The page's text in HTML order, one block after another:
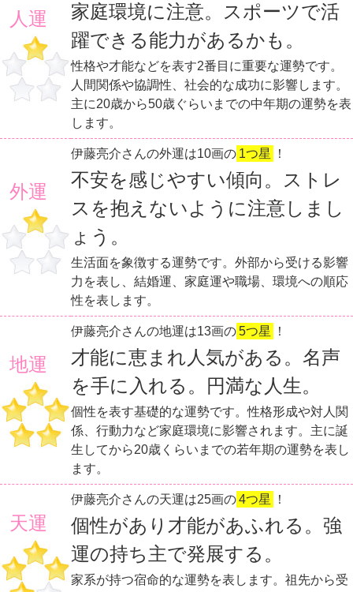
人運
家庭環境に注意。スポーツで活
躍できる能力があるかも。
性格や才能などを表す2番目に重要な運勢です。
人間関係や協調性、社会的な成功に影響します。
主に20歳から50歳ぐらいまでの中年期の運勢を表
します。
外運
伊藤亮介さんの外運は10画の 1つ星 ！
不安を感じやすい傾向。ストレ
スを抱えないように注意しまし
ょう。
生活面を象徴する運勢です。外部から受ける影響
力を表し、結婚運、家庭運や職場、環境への順応
性を表します。
地運
伊藤亮介さんの地運は13画の5つ星 ！
才能に恵まれ人気がある。名声
を手に入れる。円満な人生。
個性を表す基礎的な運勢です。性格形成や対人関
係、行動力など家庭環境に影響されます。主に誕
生してから20歳くらいまでの若年期の運勢を表し
ます。
天運
伊藤亮介さんの天運は25画の4つ星 ！
個性があり才能があふれる。強
運の持ち主で発展する。
家系が持つ宿命的な運勢を表します。祖先から受